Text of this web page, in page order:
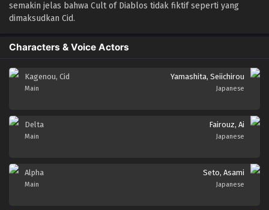
semakin jelas bahwa Cult of Diablos tidak fiktif seperti yang
dimaksudkan Cid.
Characters & Voice Actors
Kagenou, Cid
Main
Yamashita, Seiichirou
Japanese
Delta
Main
Fairouz, Ai
Japanese
Alpha
Main
Seto, Asami
Japanese